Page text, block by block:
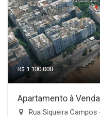
R$ 1.100.000
Apartamento à
Rua Siqueira Campos